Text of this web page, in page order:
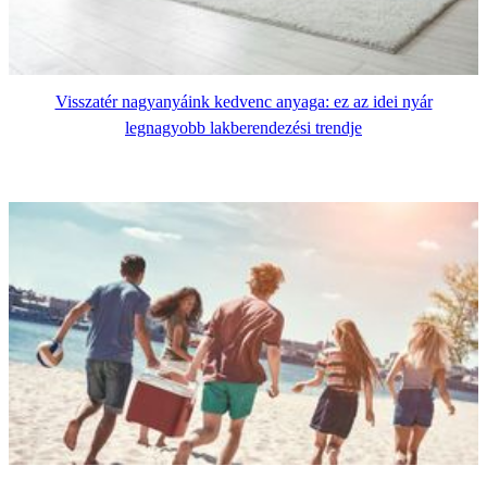
Visszatér nagyanyáink kedvenc anyaga: ez az idei nyár
legnagyobb lakberendezési trendje